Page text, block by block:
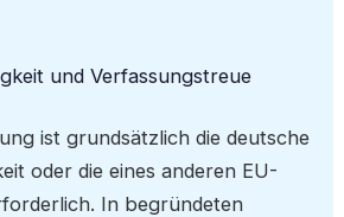
und Verfassungstreue
ist grundsätzlich die deutsche
oder die eines anderen EU-
In begründeten